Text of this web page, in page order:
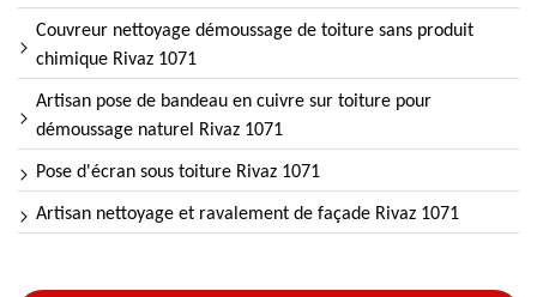
Couvreur nettoyage démoussage de toiture sans produit
chimique Rivaz 1071
Artisan pose de bandeau en cuivre sur toiture pour
démoussage naturel Rivaz 1071
Pose d'écran sous toiture Rivaz 1071
Artisan nettoyage et ravalement de façade Rivaz 1071